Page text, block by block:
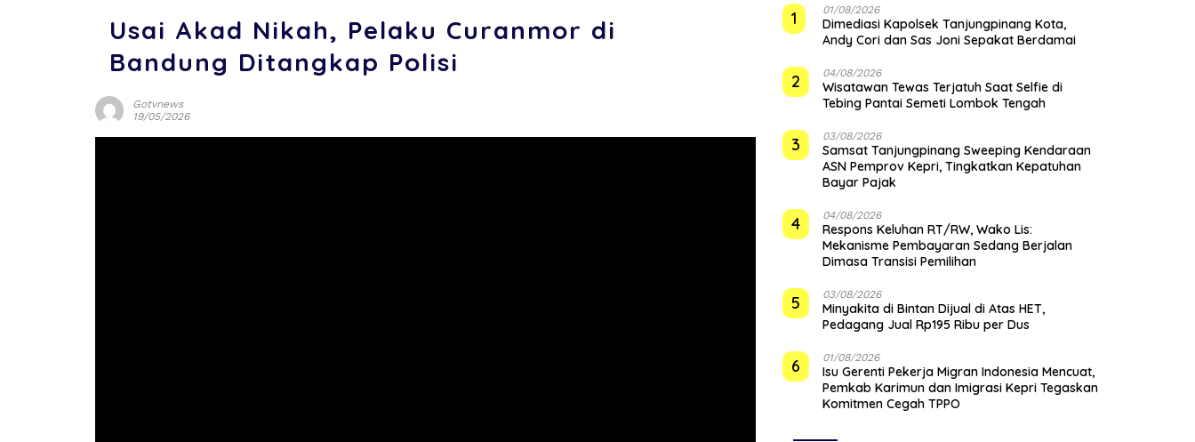
Usai Akad Nikah, Pelaku Curanmor di
Bandung Ditangkap Polisi
Gotvnews
19/05/2026
1 01/08/2026
Dimediasi Kapolsek Tanjungpinang Kota,
Andy Cori dan Sas Joni Sepakat Berdamai
2 04/08/2026
Wisatawan Tewas Terjatuh Saat Selfie di
Tebing Pantai Semeti Lombok Tengah
3 03/08/2026
Samsat Tanjungpinang Sweeping Kendaraan
ASN Pemprov Kepri, Tingkatkan Kepatuhan
Bayar Pajak
4 04/08/2026
‎Respons Keluhan RT/RW, Wako Lis:
Mekanisme Pembayaran Sedang Berjalan
Dimasa Transisi Pemilihan
5 03/08/2026
Minyakita di Bintan Dijual di Atas HET,
Pedagang Jual Rp195 Ribu per Dus
6 01/08/2026
Isu Gerenti Pekerja Migran Indonesia Mencuat,
Pemkab Karimun dan Imigrasi Kepri Tegaskan
Komitmen Cegah TPPO